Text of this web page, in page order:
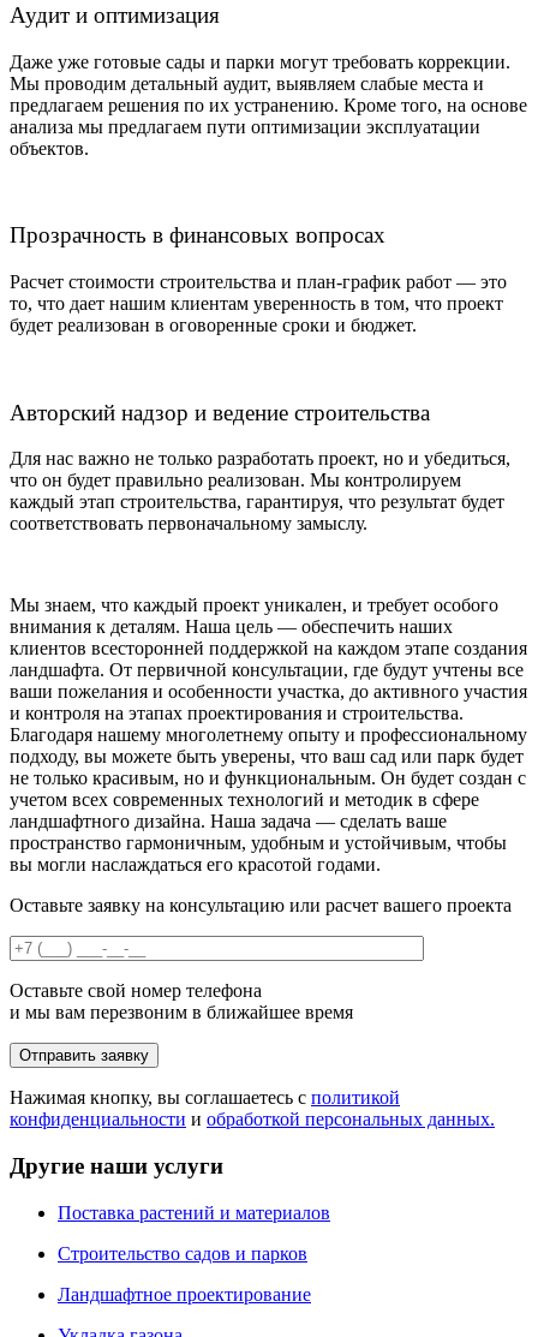
Аудит и оптимизация
Даже уже готовые сады и парки могут требовать коррекции.
Мы проводим детальный аудит, выявляем слабые места и
предлагаем решения по их устранению. Кроме того, на основе
анализа мы предлагаем пути оптимизации эксплуатации
объектов.
Прозрачность в финансовых вопросах
Расчет стоимости строительства и план-график работ — это
то, что дает нашим клиентам уверенность в том, что проект
будет реализован в оговоренные сроки и бюджет.
Авторский надзор и ведение строительства
Для нас важно не только разработать проект, но и убедиться,
что он будет правильно реализован. Мы контролируем
каждый этап строительства, гарантируя, что результат будет
соответствовать первоначальному замыслу.
Мы знаем, что каждый проект уникален, и требует особого
внимания к деталям. Наша цель — обеспечить наших
клиентов всесторонней поддержкой на каждом этапе создания
ландшафта. От первичной консультации, где будут учтены все
ваши пожелания и особенности участка, до активного участия
и контроля на этапах проектирования и строительства.
Благодаря нашему многолетнему опыту и профессиональному
подходу, вы можете быть уверены, что ваш сад или парк будет
не только красивым, но и функциональным. Он будет создан с
учетом всех современных технологий и методик в сфере
ландшафтного дизайна. Наша задача — сделать ваше
пространство гармоничным, удобным и устойчивым, чтобы
вы могли наслаждаться его красотой годами.
Оставьте заявку на консультацию или расчет вашего проекта
Оставьте свой номер телефона
и мы вам перезвоним в ближайшее время
Нажимая кнопку, вы соглашаетесь с политикой
конфиденциальности и обработкой персональных данных.
Другие наши услуги
Поставка растений и материалов
Строительство садов и парков
Ландшафтное проектирование